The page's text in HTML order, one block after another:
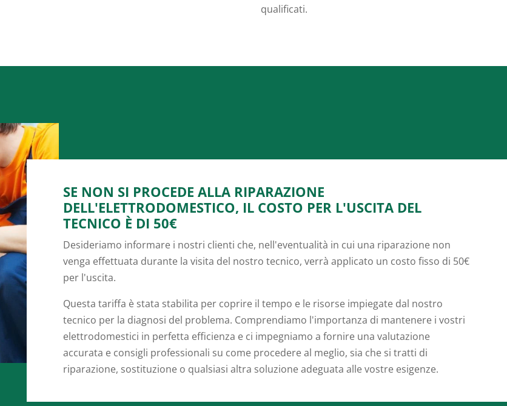
qualificati.
SE NON SI PROCEDE ALLA RIPARAZIONE
DELL'ELETTRODOMESTICO, IL COSTO PER L'USCITA DEL
TECNICO È DI 50€
Desideriamo informare i nostri clienti che, nell'eventualità in cui una riparazione non
venga effettuata durante la visita del nostro tecnico, verrà applicato un costo fisso di 50€
per l'uscita.
Questa tariffa è stata stabilita per coprire il tempo e le risorse impiegate dal nostro
tecnico per la diagnosi del problema. Comprendiamo l'importanza di mantenere i vostri
elettrodomestici in perfetta efficienza e ci impegniamo a fornire una valutazione
accurata e consigli professionali su come procedere al meglio, sia che si tratti di
riparazione, sostituzione o qualsiasi altra soluzione adeguata alle vostre esigenze.